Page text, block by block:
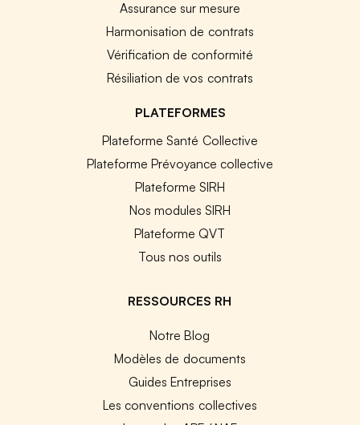
Assurance sur mesure
Harmonisation de contrats
Vérification de conformité
Résiliation de vos contrats
PLATEFORMES
Plateforme Santé Collective
Plateforme Prévoyance collective
Plateforme SIRH
Nos modules SIRH
Plateforme QVT
Tous nos outils
RESSOURCES RH
Notre Blog
Modèles de documents
Guides Entreprises
Les conventions collectives